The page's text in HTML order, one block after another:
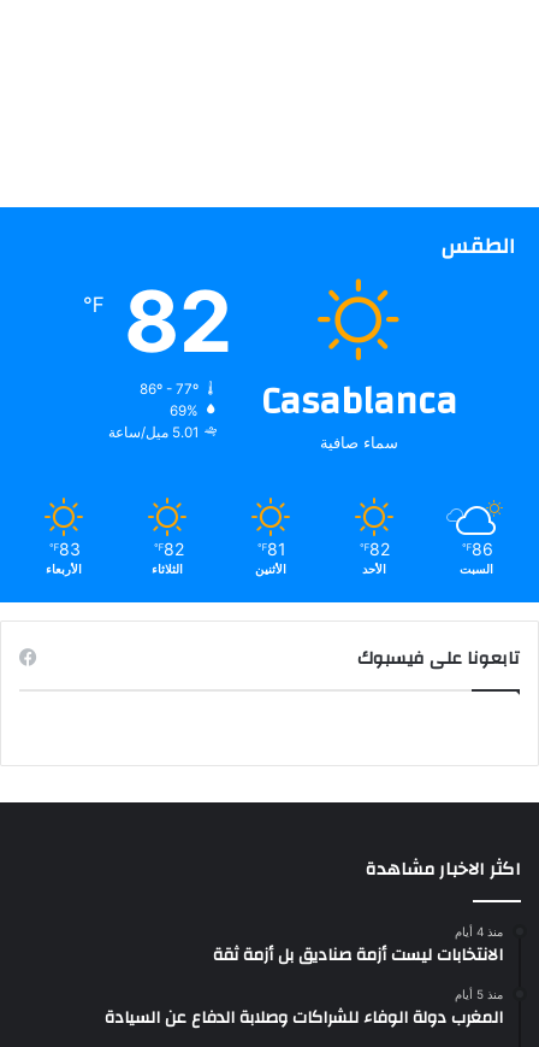
الطقس
Casablanca
سماء صافية
82
℉
86º - 77º
69%
5.01 ميل/ساعة
86
℉
السبت
82
℉
الأحد
81
℉
الأثنين
82
℉
الثلاثاء
83
℉
الأربعاء
تابعونا على فيسبوك
اكثر الاخبار مشاهدة
منذ 4 أيام
الانتخابات ليست أزمة صناديق بل أزمة ثقة
منذ 5 أيام
المغرب دولة الوفاء للشراكات وصلابة الدفاع عن السيادة